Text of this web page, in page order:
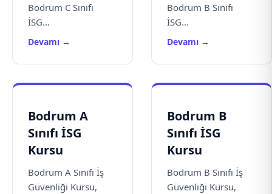
Bodrum C Sınıfı
İSG...
Devamı →
Bodrum B Sınıfı
İSG...
Devamı →
Bodrum A
Sınıfı İSG
Kursu
Bodrum A Sınıfı İş
Güvenliği Kursu,
Bodrum B
Sınıfı İSG
Kursu
Bodrum B Sınıfı İş
Güvenliği Kursu,